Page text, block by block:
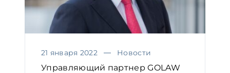
21 января 2022 Новости
Управляющий партнер GOLAW